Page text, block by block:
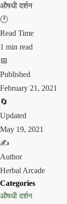
औषधी दर्शन
🕐
Read Time
1 min read
📅
Published
February 21, 2021
🔄
Updated
May 19, 2021
✍️
Author
Herbal Arcade
Categories
औषधी दर्शन